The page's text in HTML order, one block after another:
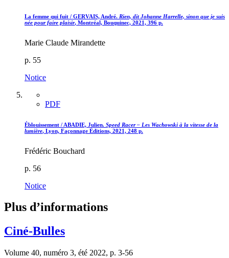
La femme qui fuit / GERVAIS, André. Rien, dit Johanne Harrelle, sinon que je suis
née pour faire plaisir, Montréal, Bouquinec, 2021, 396 p.
Marie Claude Mirandette
p. 55
Notice
PDF
Éblouissement / ABADIE, Julien. Speed Racer – Les Wachowski à la vitesse de la
lumière, Lyon, Façonnage Éditions, 2021, 248 p.
Frédéric Bouchard
p. 56
Notice
Plus d’informations
Ciné-Bulles
Volume 40, numéro 3, été 2022, p. 3-56